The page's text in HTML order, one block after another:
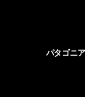
パタゴニ